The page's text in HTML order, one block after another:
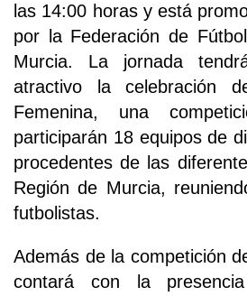
las 14:00 horas y está
por la Federación de
Murcia. La jornada
atractivo la celebración
Femenina, una
participarán 18 equipos de
procedentes de las
Región de Murcia,
futbolistas.
Además de la competición
contará con la